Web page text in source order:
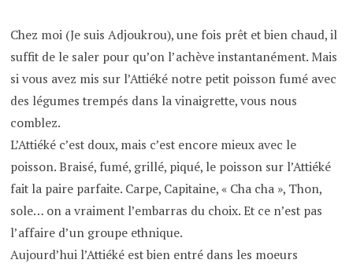
Chez moi (Je suis Adjoukrou), une fois prêt et bien chaud, il
suffit de le saler pour qu’on l’achève instantanément. Mais
si vous avez mis sur l’Attiéké notre petit poisson fumé avec
des légumes trempés dans la vinaigrette, vous nous
comblez.
L’Attiéké c’est doux, mais c’est encore mieux avec le
poisson. Braisé, fumé, grillé, piqué, le poisson sur l’Attiéké
fait la paire parfaite. Carpe, Capitaine, « Cha cha », Thon,
sole… on a vraiment l’embarras du choix. Et ce n’est pas
l’affaire d’un groupe ethnique.
Aujourd’hui l’Attiéké est bien entré dans les moeurs